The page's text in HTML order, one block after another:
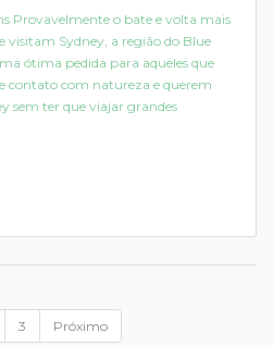
Provavelmente o bate e volta mais
visitam Sydney, a região do Blue
ótima pedida para aqueles que
contato com natureza e querem
sem ter que viajar grandes
3 Próximo